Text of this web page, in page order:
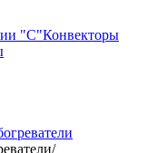
"С"Конвекторы
/